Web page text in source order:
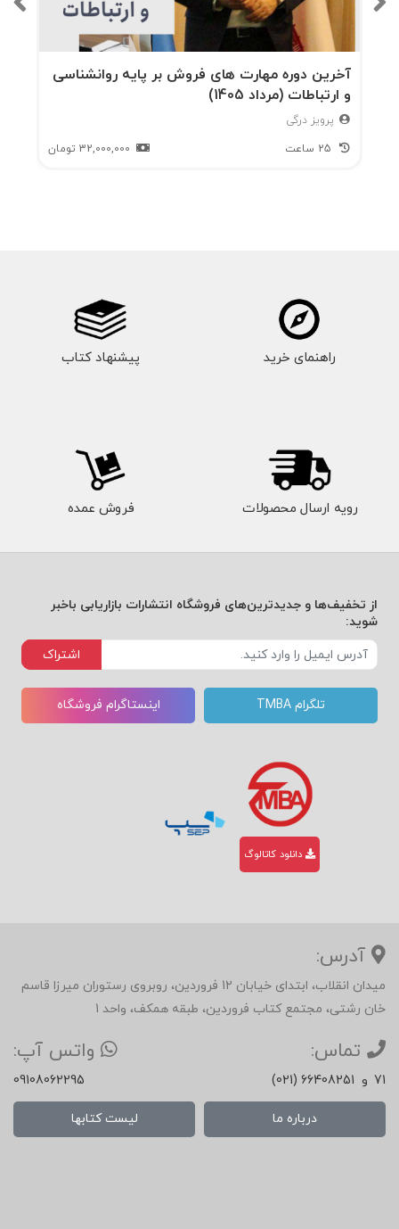
آخرین دوره مهارت های فروش بر پایه روانشناسی
و ارتباطات (مرداد 1405)
پرویز درگی
32,000,000 تومان
راهنمای خرید پیشنهاد کتاب
رویه ارسال محصولات فروش عمده
از تخفیف‌ها و جدیدترین‌های فروشگاه انتشارات بازاریابی باخبر
شوید:
اشتراک
تلگرام TMBA اینستاگرام فروشگاه
دانلود کاتالوگ
آدرس:
میدان انقلاب، ابتدای خیابان 12 فروردین، روبروی رستوران میرزا قاسم
خان رشتی، مجتمع کتاب فروردین، طبقه همکف، واحد 1
تماس:
(021) 66408251 و 71
واتس آپ:
09108062295
درباره ما لیست کتابها